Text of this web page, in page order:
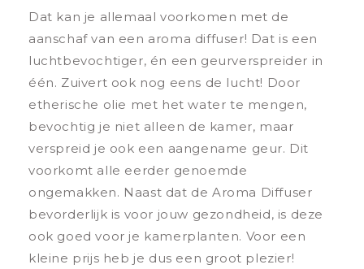
Dat kan je allemaal voorkomen met de
aanschaf van een aroma diffuser! Dat is een
luchtbevochtiger, én een geurverspreider in
één. Zuivert ook nog eens de lucht! Door
etherische olie met het water te mengen,
bevochtig je niet alleen de kamer, maar
verspreid je ook een aangename geur. Dit
voorkomt alle eerder genoemde
ongemakken. Naast dat de Aroma Diffuser
bevorderlijk is voor jouw gezondheid, is deze
ook goed voor je kamerplanten. Voor een
kleine prijs heb je dus een groot plezier!